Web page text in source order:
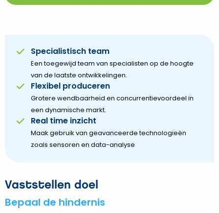
Specialistisch team
Een toegewijd team van specialisten op de hoogte
van de laatste ontwikkelingen.
Flexibel produceren
Grotere wendbaarheid en concurrentievoordeel in
een dynamische markt.
Real time inzicht
Maak gebruik van geavanceerde technologieën
zoals sensoren en data-analyse
Vaststellen doel
Bepaal de hindernis